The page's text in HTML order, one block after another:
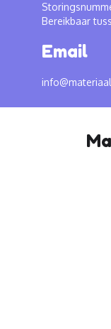
Bereikbaar
Email